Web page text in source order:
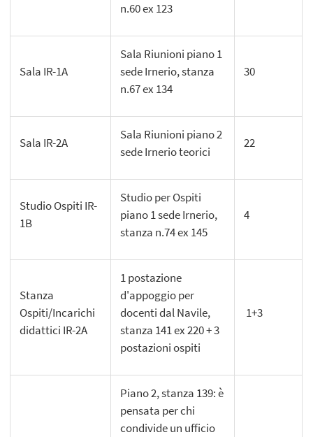
n.60 ex 123
Sala IR-1A
Sala Riunioni piano 1
sede Irnerio, stanza
n.67 ex 134
30
Sala IR-2A
Sala Riunioni piano 2
sede Irnerio teorici
22
Studio Ospiti IR-
1B
Studio per Ospiti
piano 1 sede Irnerio,
stanza n.74 ex 145
4
Stanza
Ospiti/Incarichi
didattici IR-2A
1 postazione
d'appoggio per
docenti dal Navile,
stanza 141 ex 220 + 3
postazioni ospiti
1+3
Piano 2, stanza 139: è
pensata per chi
condivide un ufficio